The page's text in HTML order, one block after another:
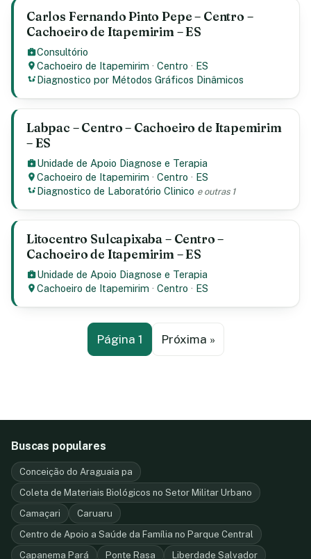
Carlos Fernando Pinto Pepe – Centro –
Cachoeiro de Itapemirim – ES
Consultório
Cachoeiro de Itapemirim ·Centro · ES
Diagnostico por Métodos Gráficos Dinâmicos
Labpac – Centro – Cachoeiro de Itapemirim
– ES
Unidade de Apoio Diagnose e Terapia
Cachoeiro de Itapemirim ·Centro · ES
Diagnostico de Laboratório Clinico e outras 1
Litocentro Sulcapixaba – Centro –
Cachoeiro de Itapemirim – ES
Unidade de Apoio Diagnose e Terapia
Cachoeiro de Itapemirim ·Centro · ES
Página 1 Próxima »
Buscas populares
Conceição do Araguaia pa
Coleta de Materiais Biológicos no Setor Militar Urbano
Camaçari
Caruaru
Centro de Apoio a Saúde da Família no Parque Central
Capanema Pará
Ponte Rasa Liberdade Salvador